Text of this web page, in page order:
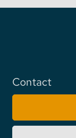
Contact